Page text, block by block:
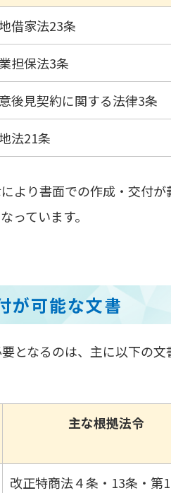
借家法23条
担保法3条
後見契約に関する法律3条
法21条
より書面での作成・交付が
っています。
が可能な文書
となるのは、主に以下の文
主な根拠法令
改正特商法４条・13条・第